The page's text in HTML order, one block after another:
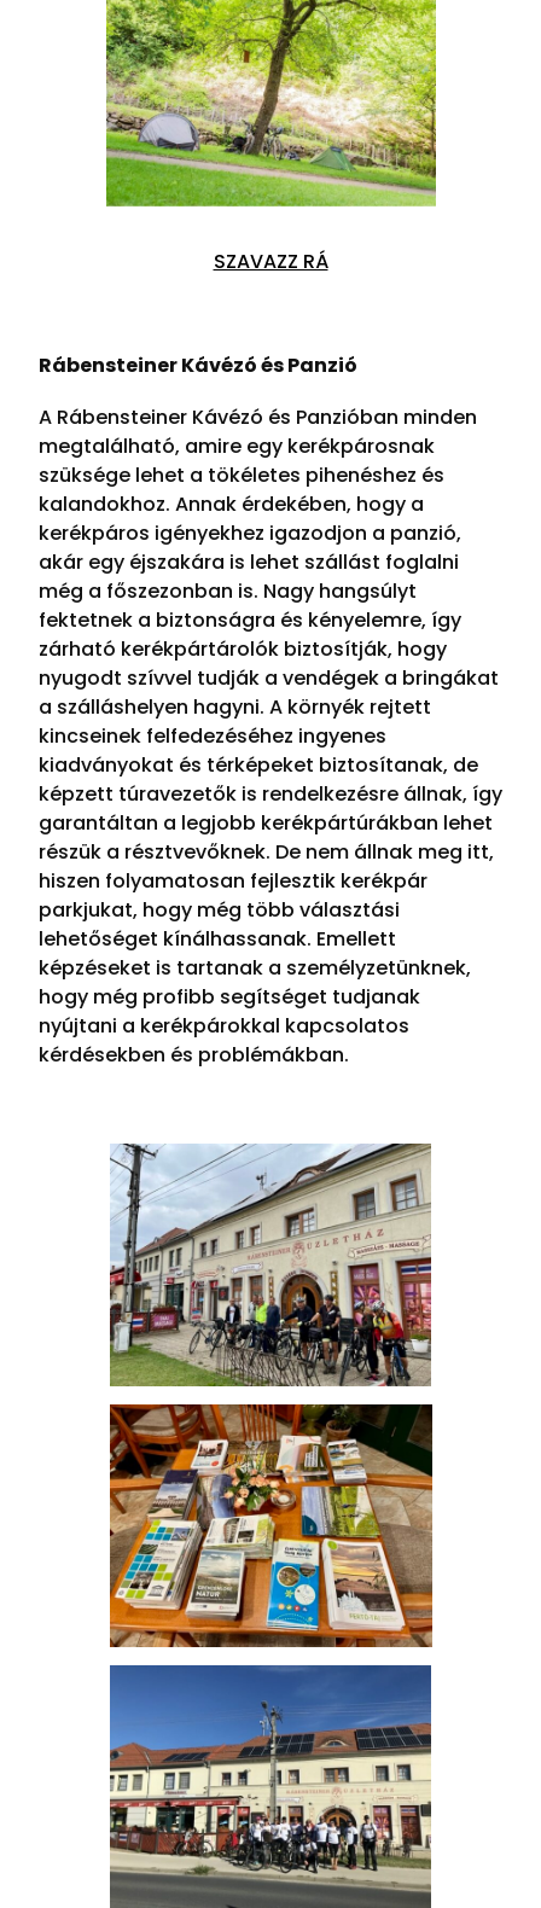
SZAVAZZ RÁ
Rábensteiner Kávézó és Panzió
A Rábensteiner Kávézó és Panzióban minden
megtalálható, amire egy kerékpárosnak
szüksége lehet a tökéletes pihenéshez és
kalandokhoz. Annak érdekében, hogy a
kerékpáros igényekhez igazodjon a panzió,
akár egy éjszakára is lehet szállást foglalni
még a főszezonban is. Nagy hangsúlyt
fektetnek a biztonságra és kényelemre, így
zárható kerékpártárolók biztosítják, hogy
nyugodt szívvel tudják a vendégek a bringákat
a szálláshelyen hagyni. A környék rejtett
kincseinek felfedezéséhez ingyenes
kiadványokat és térképeket biztosítanak, de
képzett túravezetők is rendelkezésre állnak, így
garantáltan a legjobb kerékpártúrákban lehet
részük a résztvevőknek. De nem állnak meg itt,
hiszen folyamatosan fejlesztik kerékpár
parkjukat, hogy még több választási
lehetőséget kínálhassanak. Emellett
képzéseket is tartanak a személyzetünknek,
hogy még profibb segítséget tudjanak
nyújtani a kerékpárokkal kapcsolatos
kérdésekben és problémákban.